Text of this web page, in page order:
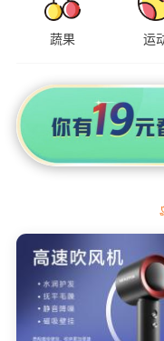
蔬果 运